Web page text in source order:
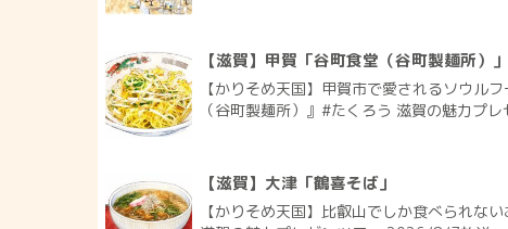
【滋賀】甲賀「谷町食堂（谷町製麺所）」
【かりそめ天国】甲賀市で愛されるソウル
（谷町製麺所）』#たくろう 滋賀の魅力プ
【滋賀】大津「鶴喜そば」
【かりそめ天国】比叡山でしか食べられな